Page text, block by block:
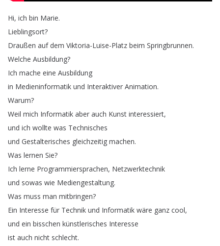
Hi, ich bin Marie.
Lieblingsort?
Draußen auf dem Viktoria-Luise-Platz beim Springbrunnen.
Welche Ausbildung?
Ich mache eine Ausbildung
in Medieninformatik und Interaktiver Animation.
Warum?
Weil mich Informatik aber auch Kunst interessiert,
und ich wollte was Technisches
und Gestalterisches gleichzeitig machen.
Was lernen Sie?
Ich lerne Programmiersprachen, Netzwerktechnik
und sowas wie Mediengestaltung.
Was muss man mitbringen?
Ein Interesse für Technik und Informatik wäre ganz cool,
und ein bisschen künstlerisches Interesse
ist auch nicht schlecht.